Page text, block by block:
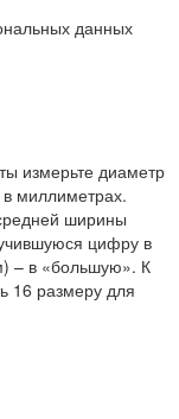
данных
измерьте диаметр
миллиметрах.
ширины
цифру в
– в «большую». К
16 размеру для